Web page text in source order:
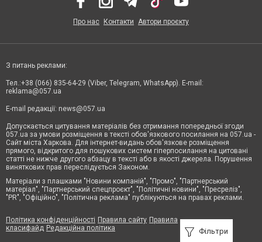
Фільтри
Про нас Контакти Автори проєкту
З питань реклами:
Тел.:+38 (066) 835-64-29 (Viber, Telegram, WhatsApp). E-mail:
reklama@057.ua
E-mail редакції: news@057.ua
Допускається цитування матеріалів без отримання попередньої згоди
057.ua за умови розміщення в тексті обов'язкового посилання на 057.ua -
Сайт міста Харкова. Для інтернет-видань обов'язкове розміщення
прямого, відкритого для пошукових систем гіперпосилання на цитовані
статті не нижче другого абзацу в тексті або в якості джерела. Порушення
виняткових прав переслідується Законом.
Матеріали з плашками "Новини компаній", "Промо", "Партнерський
матеріал", "Партнерський спецпроєкт", "Політичні новини", "Пресреліз",
"PR", "Офіційно", "Політична реклама" публікуються на правах реклами.
Політика конфіденційності Правила сайту Правила
класифайд Редакційна політика